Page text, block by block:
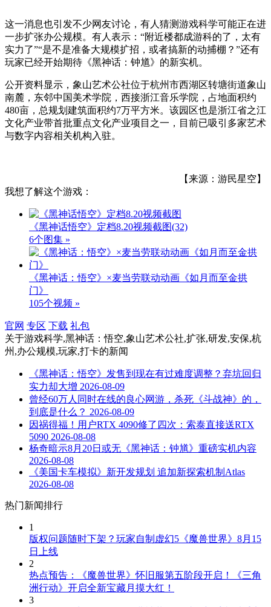
这一消息也引发不少网友讨论，有人猜测游戏科学可能正在进
一步扩张办公规模。有人表示：“附近楼都成游科的了，太有
实力了”“是不是准备大规模扩招，或者搞新的动捕棚？”还有
玩家已经开始期待《黑神话：钟馗》的新实机。
公开资料显示，象山艺术公社位于杭州市西湖区转塘街道象山
南麓，东邻中国美术学院，西接浙江音乐学院，占地面积约
480亩，总规划建筑面积约7万平方米。该园区也是浙江省之江
文化产业带首批重点文化产业项目之一，目前已吸引多家艺术
与数字内容相关机构入驻。
【来源：游民星空】
我想了解这个游戏：
《黑神话悟空》定档8.20视频截图(32)
6个图集 »
《黑神话：悟空》×麦当劳联动动画《如月而至金拱
门》
105个视频 »
官网 专区 下载 礼包
关于游戏科学,黑神话：悟空,象山艺术公社,扩张,研发,安保,杭
州,办公规模,玩家,打卡的新闻
《黑神话：悟空》发售到现在有过难度调整？弃坑回归
实力却大增 2026-08-09
曾经60万人同时在线的良心网游，杀死《斗战神》的，
到底是什么？ 2026-08-09
因祸得福！用户RTX 4090修了四次：索泰直接送RTX
5090 2026-08-08
杨奇暗示8月20日或无《黑神话：钟馗》重磅实机内容
2026-08-08
《美国卡车模拟》新开发规划 追加新探索机制Atlas
2026-08-08
热门新闻排行
1
版权问题随时下架？玩家自制虚幻5《魔兽世界》8月15
日上线
2
热点预告：《魔兽世界》怀旧服第五阶段开启！《三角
洲行动》开启全新宝藏月摸大红！
3